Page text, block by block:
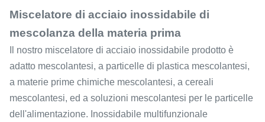
Miscelatore di acciaio inossidabile di
mescolanza della materia prima
Il nostro miscelatore di acciaio inossidabile prodotto è
adatto mescolantesi, a particelle di plastica mescolantesi,
a materie prime chimiche mescolantesi, a cereali
mescolantesi, ed a soluzioni mescolantesi per le particelle
dell'alimentazione. Inossidabile multifunzionale